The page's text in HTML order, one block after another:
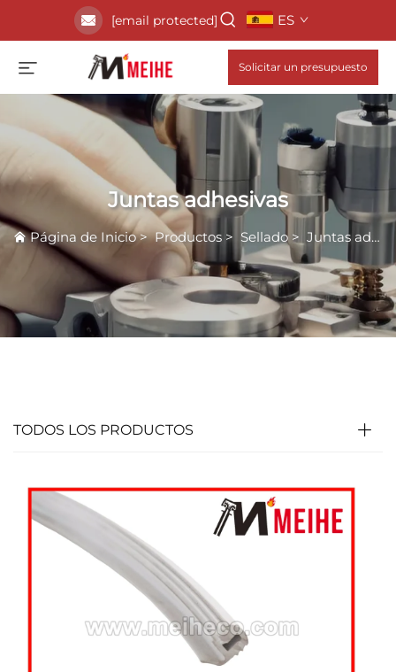
[email protected] ES
Solicitar un presupuesto
Juntas adhesivas
Página de Inicio>Productos > Sellado > Juntas adhesivas
TODOS LOS PRODUCTOS